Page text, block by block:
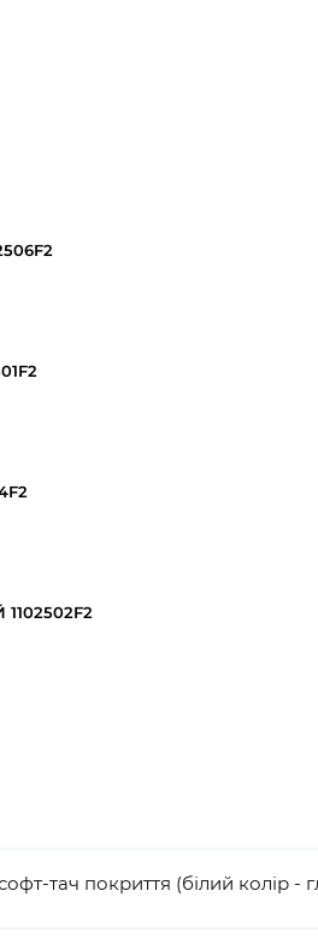
софт-тач покриття (білий